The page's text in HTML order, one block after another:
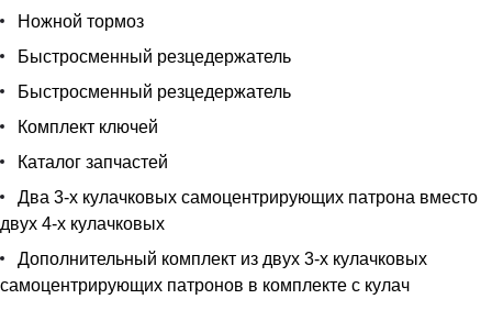
Ножной тормоз
Быстросменный резцедержатель
Быстросменный резцедержатель
Комплект ключей
Каталог запчастей
Два 3-х кулачковых самоцентрирующих патрона вместо
двух 4-х кулачковых
Дополнительный комплект из двух 3-х кулачковых
самоцентрирующих патронов в комплекте с кулач